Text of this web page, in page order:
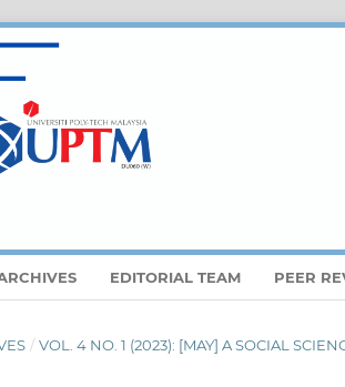
EDITORIAL TEAM PEER
/ VOL. 4 NO. 1 (2023): [MAY] A SOCIAL